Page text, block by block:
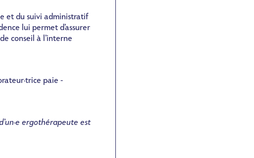
et du suivi administratif
lui permet d’assurer
conseil à l’interne
paie -
ergothérapeuteest